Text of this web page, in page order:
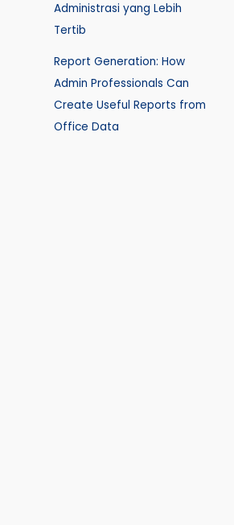
Administrasi yang Lebih
Tertib
Report Generation: How
Admin Professionals Can
Create Useful Reports from
Office Data